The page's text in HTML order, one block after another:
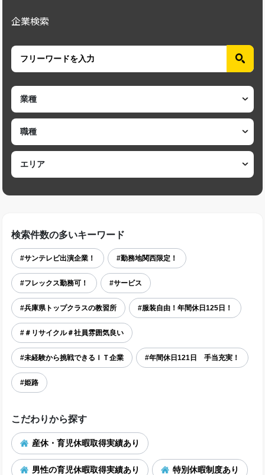
企業検索
検索件数の多いキーワード
#サンテレビ出演企業！ #勤務地関西限定！
#フレックス勤務可！ #サービス
#兵庫県トップクラスの教習所 #服装自由！年間休日125日！
#＃リサイクル＃社員雰囲気良い
#未経験から挑戦できるＩＴ企業 #年間休日121日 手当充実！
#姫路
こだわりから探す
産休・育児休暇取得実績あり
男性の育児休暇取得実績あり 特別休暇制度あり